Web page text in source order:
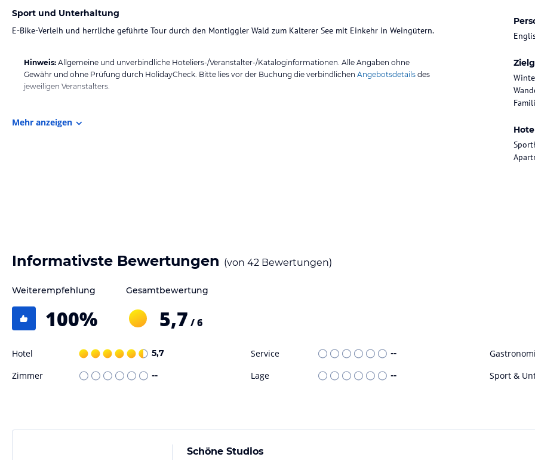
Sport und Unterhaltung
E-Bike-Verleih und herrliche geführte Tour durch den Montiggler Wald zum Kalterer See mit Einkehr in Weingütern.
Hinweis: Allgemeine und unverbindliche Hoteliers-/Veranstalter-/Kataloginformationen. Alle Angaben ohne
Gewähr und ohne Prüfung durch HolidayCheck. Bitte lies vor der Buchung die verbindlichen Angebotsdetails des
jeweiligen Veranstalters.
Mehr anzeigen
Informativste Bewertungen (von 42 Bewertungen)
Weiterempfehlung
100%
Gesamtbewertung
5,7 / 6
Hotel 5,7 Service --
Zimmer -- Lage -- Sport &
Schöne Studios